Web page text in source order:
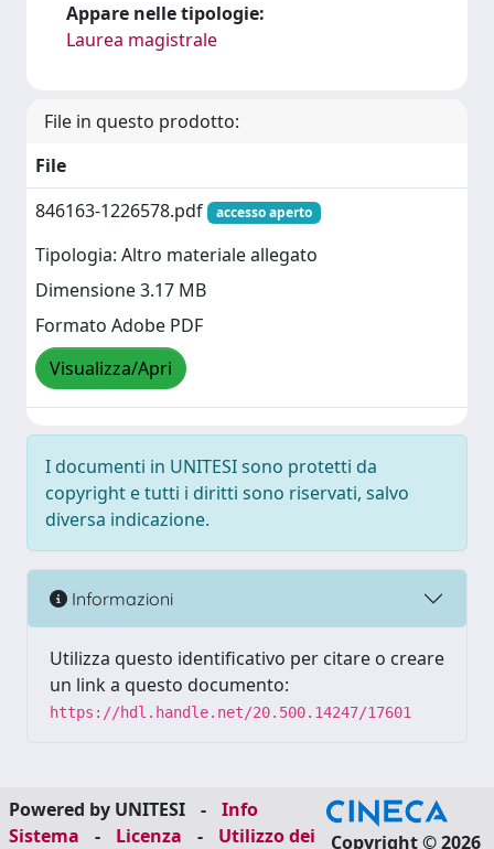
Appare nelle tipologie:
Laurea magistrale
File in questo prodotto:
File
846163-1226578.pdf
accesso aperto
Tipologia: Altro materiale allegato
Dimensione 3.17 MB
Formato Adobe PDF
Visualizza/Apri
I documenti in UNITESI sono protetti da
copyright e tutti i diritti sono riservati, salvo
diversa indicazione.
Informazioni
Utilizza questo identificativo per citare o creare
un link a questo documento:
https://hdl.handle.net/20.500.14247/17601
Powered by UNITESI -
Info
Sistema
- Licenza - Utilizzo dei Copyright © 2026